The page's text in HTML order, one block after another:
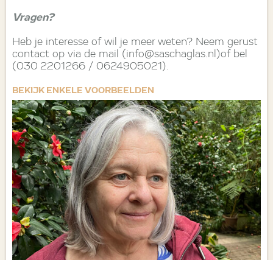
Vragen?
Heb je interesse of wil je meer weten? Neem gerust
contact op via de mail (info@saschaglas.nl)of bel
(030 2201266 / 0624905021).
BEKIJK ENKELE VOORBEELDEN